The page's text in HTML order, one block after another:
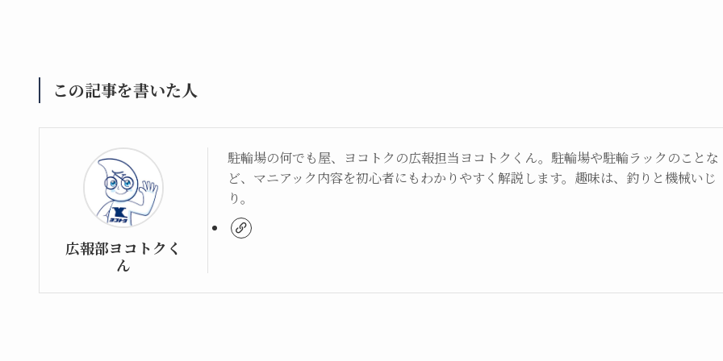
この記事を書いた人
広報部ヨコトクく
ん
駐輪場の何でも屋、ヨコトクの広報担当ヨコトクくん。駐輪場や駐輪ラックのことな
ど、マニアック内容を初心者にもわかりやすく解説します。趣味は、釣りと機械いじ
り。